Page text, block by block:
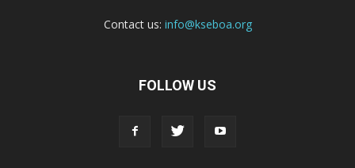
Contact us: info@kseboa.org
FOLLOW US